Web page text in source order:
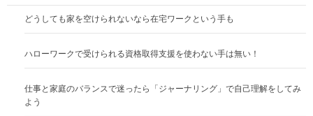
どうしても家を空けられないなら在宅ワークという手も
ハローワークで受けられる資格取得支援を使わない手は無い！
仕事と家庭のバランスで迷ったら「ジャーナリング」で自己理解をしてみ
よう